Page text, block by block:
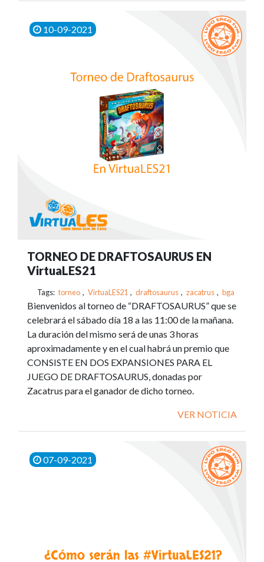
10-09-2021
TORNEO DE DRAFTOSAURUS EN
VirtuaLES21
Tags: torneo , VirtuaLES21 , draftosaurus , zacatrus , bga
Bienvenidos al torneo de “DRAFTOSAURUS” que se
celebrará el sábado día 18 a las 11:00 de la mañana.
La duración del mismo será de unas 3 horas
aproximadamente y en el cual habrá un premio que
CONSISTE EN DOS EXPANSIONES PARA EL
JUEGO DE DRAFTOSAURUS, donadas por
Zacatrus para el ganador de dicho torneo.
VER NOTICIA
07-09-2021